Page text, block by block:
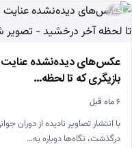
اخبار
عکس‌های دیده‌نشده عنایت
بازیگری که تا لحظه…
۶ ماه قبل
با انتشار تصاویر نادیده از دوران
درگذشت، نگاه‌ها دوباره به…